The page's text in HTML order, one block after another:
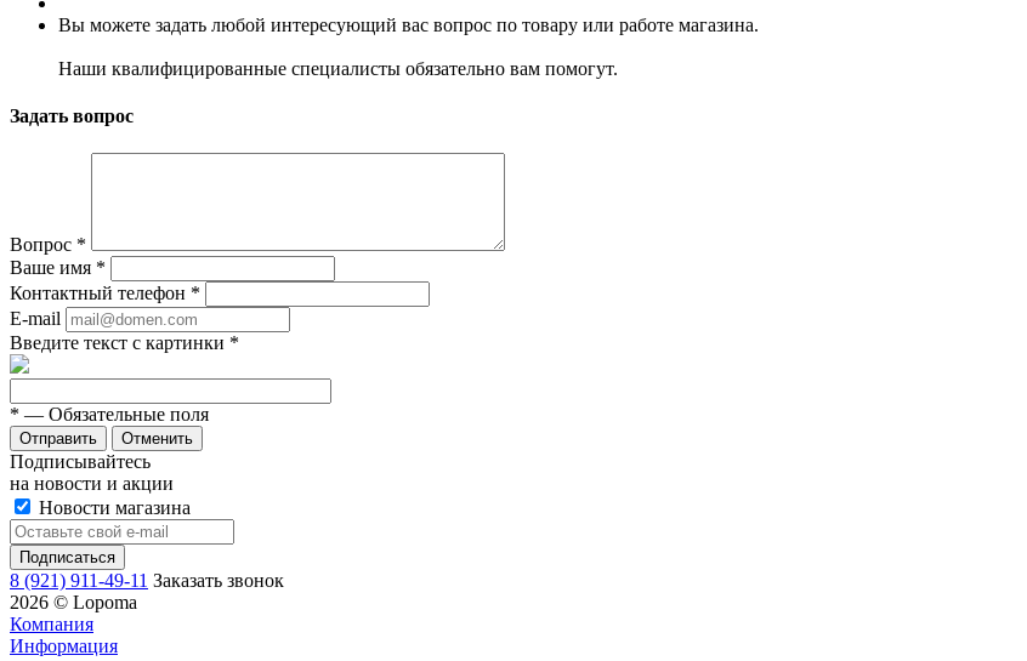
Вы можете задать любой интересующий вас вопрос по товару или работе магазина.
Наши квалифицированные специалисты обязательно вам помогут.
Задать вопрос
Вопрос *
Ваше имя *
Контактный телефон *
E-mail
Введите текст с картинки *
* — Обязательные поля
Отменить
Подписывайтесь
на новости и акции
Новости магазина
8 (921) 911-49-11 Заказать звонок
2026 © Lopoma
Компания
Информация